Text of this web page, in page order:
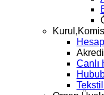
Canlı